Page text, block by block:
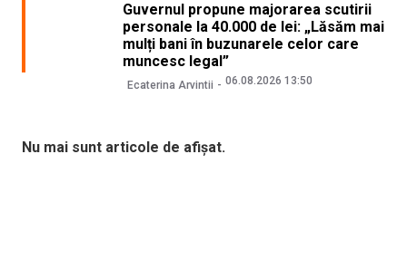
Guvernul propune majorarea scutirii
personale la 40.000 de lei: „Lăsăm mai
mulți bani în buzunarele celor care
muncesc legal”
Ecaterina Arvintii 06.08.2026 13:50
Nu mai sunt articole de afișat.